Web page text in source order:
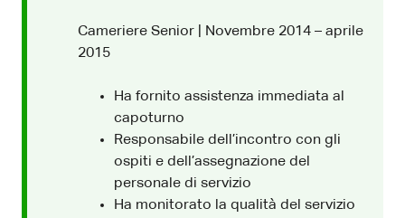
Cameriere Senior | Novembre 2014 – aprile
2015
Ha fornito assistenza immediata al
capoturno
Responsabile dell’incontro con gli
ospiti e dell’assegnazione del
personale di servizio
Ha monitorato la qualità del servizio